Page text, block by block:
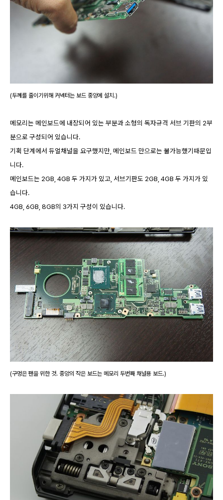
(두께를 줄이기위해 커넥터는 보드 중앙에 설치.)
메모리는 메인보드에 내장되어 있는 부분과 소형의 독자규격 서브 기판의 2부
분으로 구성되어 있습니다.
기획 단계에서 듀얼채널을 요구했지만, 메인보드 만으로는 불가능했기때문입
니다.
메인보드는 2GB, 4GB 두 가지가 있고, 서브기판도 2GB, 4GB 두 가지가 있
습니다.
4GB, 6GB, 8GB의 3가지 구성이 있습니다.
(구멍은 팬을 위한 것. 중앙의 작은 보드는 메모리 두번째 채널용 보드.)